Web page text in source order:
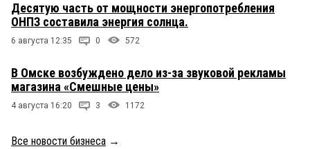
Десятую часть от мощности энергопотребления
ОНПЗ составила энергия солнца.
6 августа 12:35 0 572
В Омске возбуждено дело из-за звуковой рекламы
магазина «Смешные цены»
4 августа 16:20 3 1172
Все новости бизнеса →